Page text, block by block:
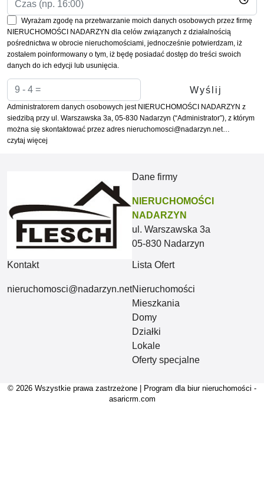
Wyrażam zgodę na przetwarzanie moich danych osobowych przez firmę
NIERUCHOMOŚCI NADARZYN dla celów związanych z działalnością
pośrednictwa w obrocie nieruchomościami, jednocześnie potwierdzam, iż
zostałem poinformowany o tym, iż będę posiadać dostęp do treści swoich
danych do ich edycji lub usunięcia.
Administratorem danych osobowych jest NIERUCHOMOŚCI NADARZYN z
siedzibą przy ul. Warszawska 3a, 05-830 Nadarzyn (“Administrator”), z którym
można się skontaktować przez adres nieruchomosci@nadarzyn.net…
czytaj więcej
Dane firmy
NIERUCHOMOŚCI
NADARZYN
ul. Warszawska 3a
05-830 Nadarzyn
Kontakt
nieruchomosci@nadarzyn.net
Lista Ofert
Nieruchomości
Mieszkania
Domy
Działki
Lokale
Oferty specjalne
© 2026 Wszystkie prawa zastrzeżone | Program dla biur nieruchomości -
asaricrm.com